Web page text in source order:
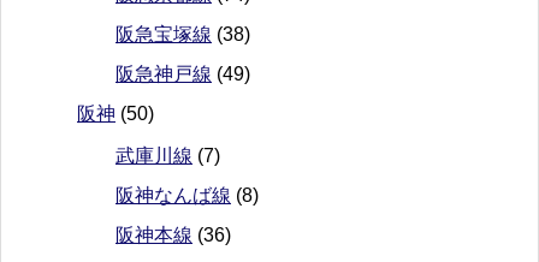
阪急宝塚線 (38)
阪急神戸線 (49)
阪神 (50)
武庫川線 (7)
阪神なんば線 (8)
阪神本線 (36)